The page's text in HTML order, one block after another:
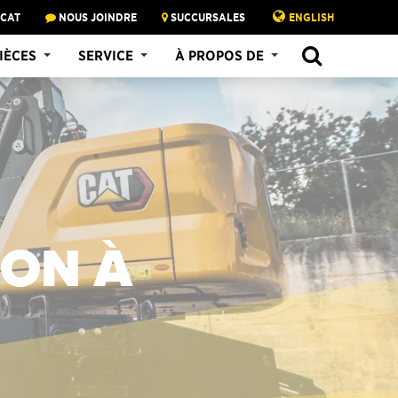
NOUS JOINDRE SUCCURSALES ENGLISH
SERVICE À PROPOS DE
À